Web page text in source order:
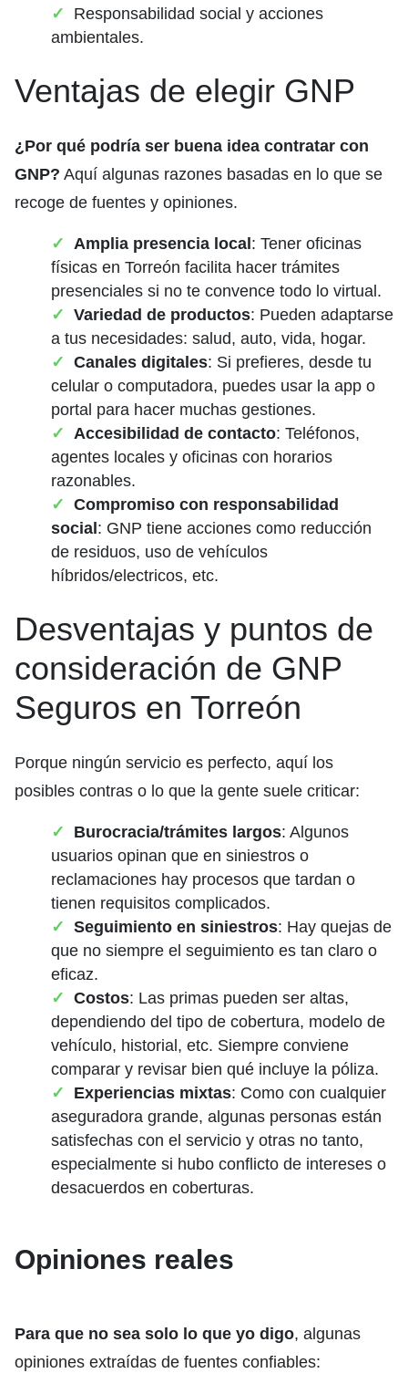
Responsabilidad social y acciones
ambientales.
Ventajas de elegir GNP
¿Por qué podría ser buena idea contratar con
GNP? Aquí algunas razones basadas en lo que se
recoge de fuentes y opiniones.
Amplia presencia local: Tener oficinas
físicas en Torreón facilita hacer trámites
presenciales si no te convence todo lo virtual.
Variedad de productos: Pueden adaptarse
a tus necesidades: salud, auto, vida, hogar.
Canales digitales: Si prefieres, desde tu
celular o computadora, puedes usar la app o
portal para hacer muchas gestiones.
Accesibilidad de contacto: Teléfonos,
agentes locales y oficinas con horarios
razonables.
Compromiso con responsabilidad
social: GNP tiene acciones como reducción
de residuos, uso de vehículos
híbridos/electricos, etc.
Desventajas y puntos de
consideración de GNP
Seguros en Torreón
Porque ningún servicio es perfecto, aquí los
posibles contras o lo que la gente suele criticar:
Burocracia/trámites largos: Algunos
usuarios opinan que en siniestros o
reclamaciones hay procesos que tardan o
tienen requisitos complicados.
Seguimiento en siniestros: Hay quejas de
que no siempre el seguimiento es tan claro o
eficaz.
Costos: Las primas pueden ser altas,
dependiendo del tipo de cobertura, modelo de
vehículo, historial, etc. Siempre conviene
comparar y revisar bien qué incluye la póliza.
Experiencias mixtas: Como con cualquier
aseguradora grande, algunas personas están
satisfechas con el servicio y otras no tanto,
especialmente si hubo conflicto de intereses o
desacuerdos en coberturas.
Opiniones reales
Para que no sea solo lo que yo digo, algunas
opiniones extraídas de fuentes confiables: